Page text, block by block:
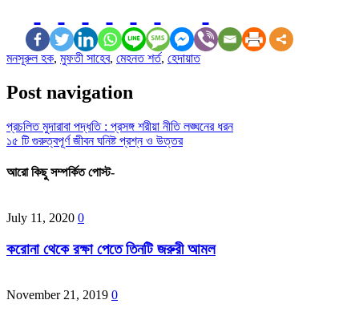
মনসূরুল হক, মুফতী সাহেব, মেহনত শর্ত, হেদায়াত
Post navigation
প্রচলিত মুদারাবা পদ্ধতি : প্রসঙ্গ শরীয়া নীতি লঙ্ঘনের ধরন
১৫ টি গুরুত্বপূর্ণ জীবন ঘনিষ্ট প্রশ্ন ও উত্তর
আরো কিছু সম্পর্কিত পোস্ট-
July 11, 2020 0
করোনা থেকে রক্ষা পেতে তিনটি জরুরী আমল
November 21, 2019 0